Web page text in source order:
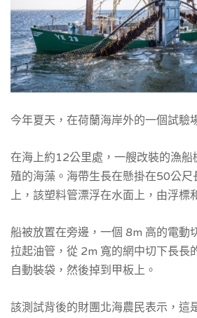
今年夏天，在荷蘭海岸外的一個試驗
在海上約12公里處，一艘改裝的漁船
殖的海藻。海帶生長在懸掛在50公尺
上，該塑料管漂浮在水面上，由浮標
船被放置在旁邊，一個 8m 高的電動
拉起油管，從 2m 寬的網中切下長長
自動裝袋，然後掉到甲板上。
該測試背後的財團北海農民表示，這